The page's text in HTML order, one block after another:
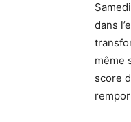
dans
même
score